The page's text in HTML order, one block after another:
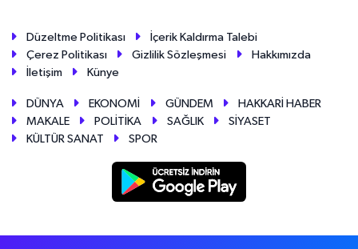
Düzeltme Politikası
İçerik Kaldırma Talebi
Çerez Politikası
Gizlilik Sözleşmesi
Hakkımızda
İletişim
Künye
DÜNYA EKONOMİ GÜNDEM
HAKKARİ HABER
MAKALE
POLİTİKA SAĞLIK
SİYASET
KÜLTÜR SANAT
SPOR